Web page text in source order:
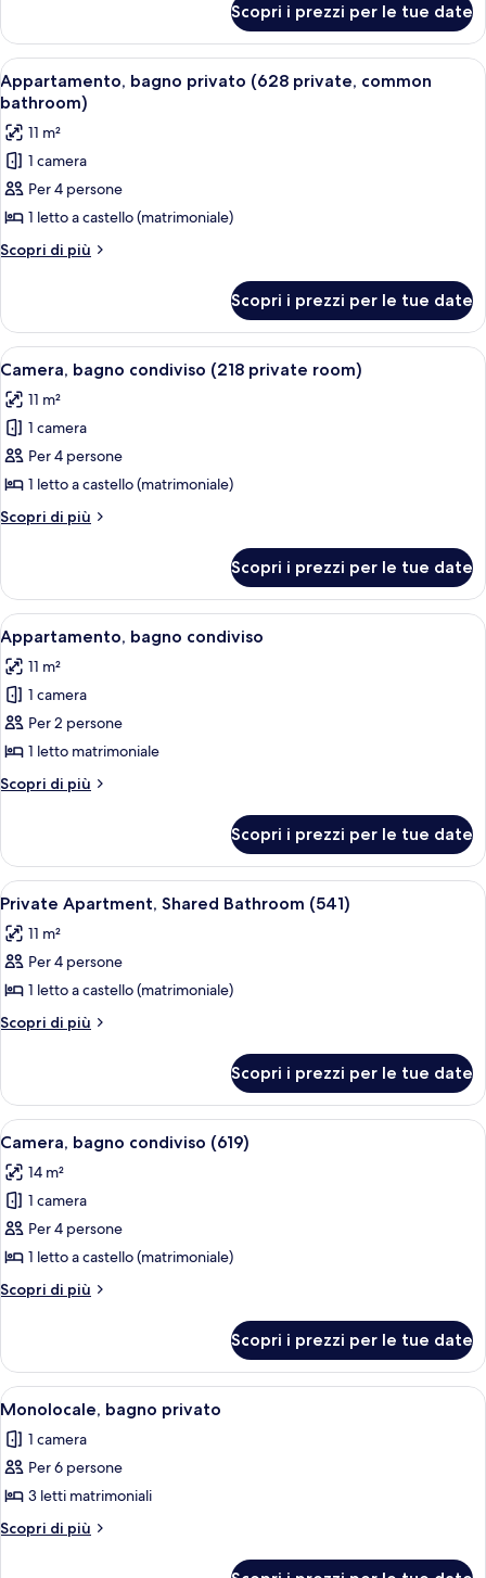
Room,
823)
bagno
condiviso
(Private
Room,
Scopri i prezzi per le tue date
Apri
tutte
le
foto
per
Appartamento,
bagno
privato
common
bathroom)
Una camera con un letto a castello,
1
Appartamento, bagno privato (628 private, common
bathroom)
11 m²
1 camera
Per 4 persone
1 letto a castello (matrimoniale)
Scopri di più
Altri
bagno
privato
(628
common
bathroom)
Scopri i prezzi per le tue date
Apri
tutte
le
foto
per
Camera,
bagno
condiviso
private
room)
Un letto a castello con struttura in
7
Camera, bagno condiviso (218 private room)
11 m²
1 camera
Per 4 persone
1 letto a castello (matrimoniale)
Scopri di più
Altri
bagno
condiviso
(218
private
room)
Scopri i prezzi per le tue date
Apri
tutte
le
foto
per
Appartamento,
bagno
condiviso
Una stanza piccola con un letto, una
4
Appartamento, bagno condiviso
11 m²
1 camera
Per 2 persone
1 letto matrimoniale
Scopri di più
Altri
bagno
condiviso
Scopri i prezzi per le tue date
Apri
tutte
le
foto
per
Private
Bathroom
(541)
Una camera compatta con un letto
1
Private Apartment, Shared Bathroom (541)
11 m²
Per 4 persone
1 letto a castello (matrimoniale)
Scopri di più
Altri
Apartment,
Shared
Bathroom
Scopri i prezzi per le tue date
Apri
tutte
le
foto
per
Camera,
bagno
condiviso
Una camera con un letto a castello,
2
Camera, bagno condiviso (619)
14 m²
1 camera
Per 4 persone
1 letto a castello (matrimoniale)
Scopri di più
Altri
bagno
condiviso
(619)
Scopri i prezzi per le tue date
Apri
tutte
le
foto
per
Monolocale,
Una stanza con due letti, un angolo
1
Monolocale, bagno privato
1 camera
Per 6 persone
3 letti matrimoniali
Scopri di più
Altri